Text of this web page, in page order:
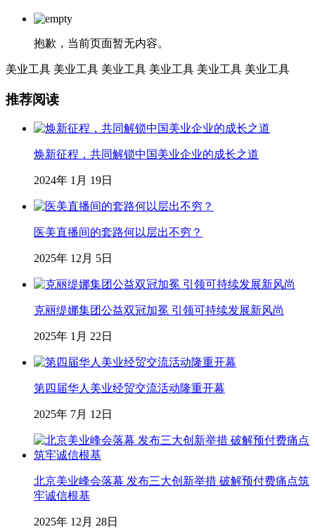
抱歉，当前页面暂无内容。
美业工具 美业工具 美业工具 美业工具 美业工具 美业工具
推荐阅读
焕新征程，共同解锁中国美业企业的成长之道
2024年 1月 19日
医美直播间的套路何以层出不穷？
2025年 12月 5日
克丽缇娜集团公益双冠加冕 引领可持续发展新风尚
2025年 1月 22日
第四届华人美业经贸交流活动隆重开幕
2025年 7月 12日
北京美业峰会落幕 发布三大创新举措 破解预付费痛点筑
牢诚信根基
2025年 12月 28日